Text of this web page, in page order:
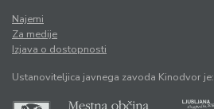
Najemi
Za medije
Izjava o dostopnosti
Ustanoviteljica javnega zavoda Kinodvor je: